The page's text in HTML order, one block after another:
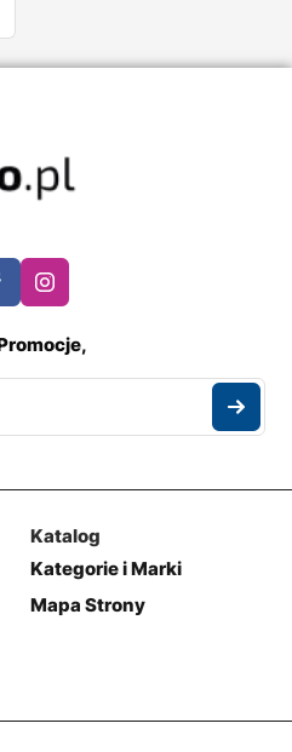
Katalog
Kategorie i Marki
Mapa Strony